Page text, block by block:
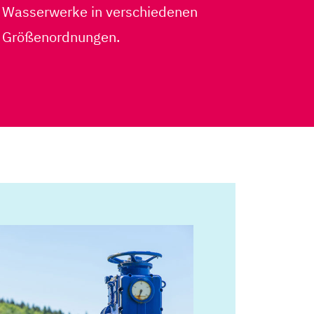
Wasserwerke in verschiedenen
Größenordnungen.